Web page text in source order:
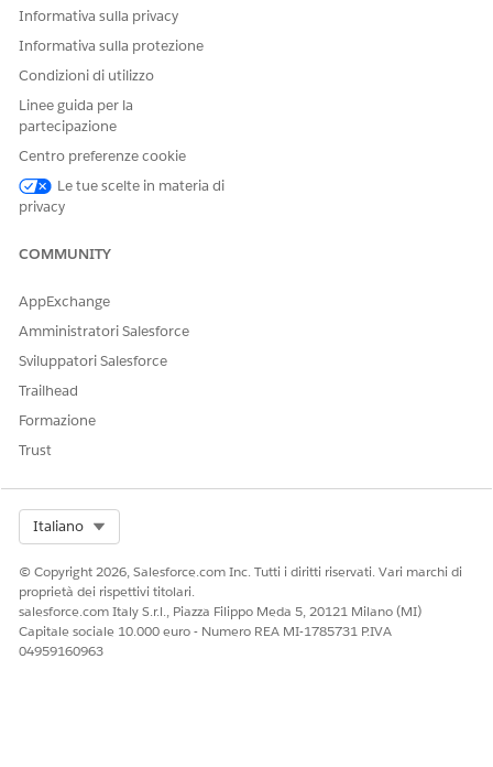
Informativa sulla privacy
Informativa sulla protezione
Condizioni di utilizzo
Linee guida per la
partecipazione
Centro preferenze cookie
Le tue scelte in materia di
privacy
COMMUNITY
AppExchange
Amministratori Salesforce
Sviluppatori Salesforce
Trailhead
Formazione
Trust
Italiano
© Copyright 2026, Salesforce.com Inc. Tutti i diritti riservati. Vari marchi di
proprietà dei rispettivi titolari.
salesforce.com Italy S.r.l., Piazza Filippo Meda 5, 20121 Milano (MI)
Capitale sociale 10.000 euro - Numero REA MI-1785731 P.IVA
04959160963